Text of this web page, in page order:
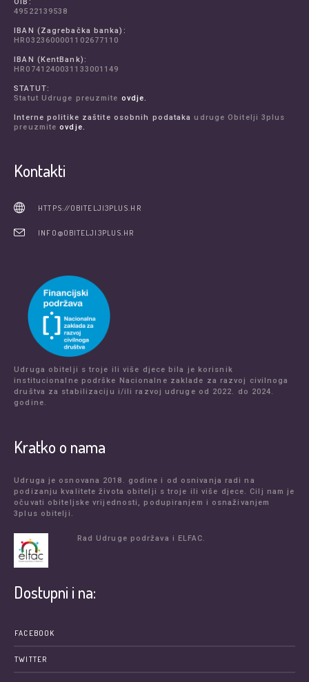
49522139538
IBAN (Zagrebačka banka):
HR0323600001102677110
IBAN (KentBank):
HR0741240031133001149
STATUT:
Statut Udruge preuzmite ovdje.
Interne politike zaštite osobnih podataka udruge Obitelji 3plus
preuzmiteovdje.
Kontakti
HTTPS://OBITELJI3PLUS.HR
INFO@OBITELJI3PLUS.HR
Udruga obitelji s troje ili više djece bila je korisnik
institucionalne podrške Nacionalne zaklade za razvoj civilnoga
društva za stabilizaciju i/ili razvoj udruge od 2022. do 2024.
godine.
Kratko o nama
Udruga je osnovana 2018. godine i od osnivanja radi na
podizanju kvalitete života obitelji s troje ili više djece. Cilj nam je
očuvati obiteljske vrijednosti, podupiranjem i osnaživanjem
3plus obitelji.
Rad Udruge podržava i ELFAC.
Dostupni i na:
FACEBOOK
TWITTER